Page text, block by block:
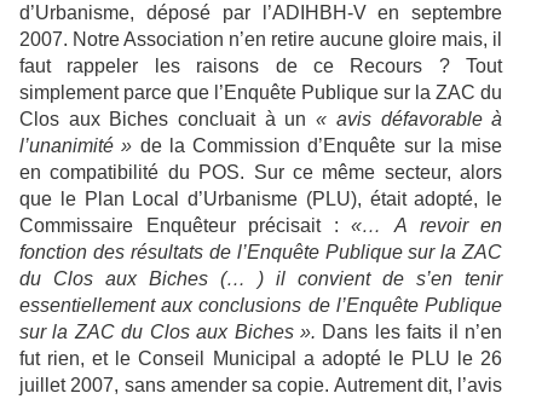
d’Urbanisme, déposé par l’ADIHBH-V en septembre
2007. Notre Association n’en retire aucune gloire mais, il
faut rappeler les raisons de ce Recours ? Tout
simplement parce que l’Enquête Publique sur la ZAC du
Clos aux Biches concluait à un« avis défavorable à
l’unanimité » de la Commission d’Enquête sur la mise
en compatibilité du POS. Sur ce même secteur, alors
que le Plan Local d’Urbanisme (PLU), était adopté, le
Commissaire Enquêteur précisait :«… A revoir en
fonction des résultats de l’Enquête Publique sur la ZAC
du Clos aux Biches (… ) il convient de s’en tenir
essentiellement aux conclusions de l’Enquête Publique
sur la ZAC du Clos aux Biches ». Dans les faits il n’en
fut rien, et le Conseil Municipal a adopté le PLU le 26
juillet 2007, sans amender sa copie. Autrement dit, l’avis